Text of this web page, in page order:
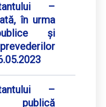
–
în urma
și
–
publică